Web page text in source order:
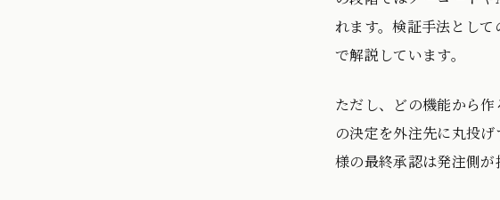
れます。検証手法として
で解説しています。
ただし、どの機能から
の決定を外注先に丸投
様の最終承認は発注側が